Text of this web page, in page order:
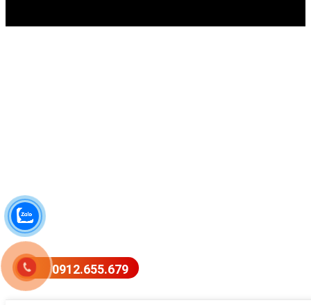
0912.655.679